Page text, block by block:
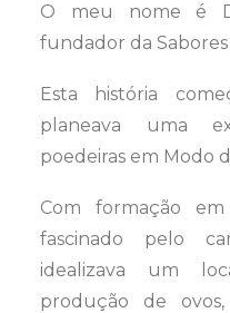
O meu nome é
fundador da Sabores
Esta história
planeava uma
poedeiras em Modo
Com formação em
fascinado pelo
idealizava um
produção de